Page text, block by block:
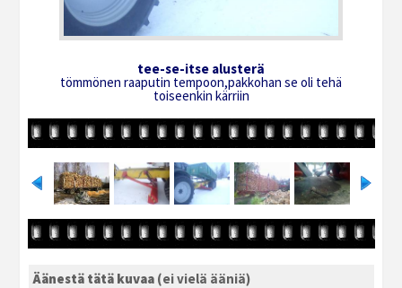
tee-se-itse alusterä
tömmönen raaputin tempoon,pakkohan se oli tehä
toiseenkin kärriin
Äänestä tätä kuvaa (ei vielä ääniä)